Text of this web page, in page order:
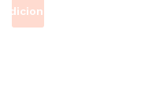
Adicionar